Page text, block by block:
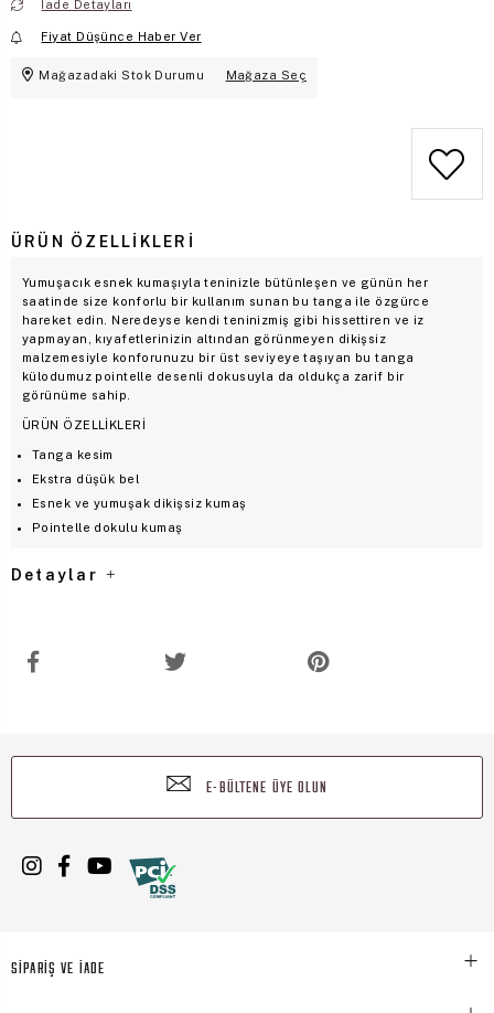
İade Detayları
Fiyat Düşünce Haber Ver
Mağazadaki Stok Durumu Mağaza Seç
ÜRÜN ÖZELLIKLERI
Yumuşacık esnek kumaşıyla teninizle bütünleşen ve günün her
saatinde size konforlu bir kullanım sunan bu tanga ile özgürce
hareket edin. Neredeyse kendi teninizmiş gibi hissettiren ve iz
yapmayan, kıyafetlerinizin altından görünmeyen dikişsiz
malzemesiyle konforunuzu bir üst seviyeye taşıyan bu tanga
külodumuz pointelle desenli dokusuyla da oldukça zarif bir
görünüme sahip.
ÜRÜN ÖZELLİKLERİ
Tanga kesim
Ekstra düşük bel
Esnek ve yumuşak dikişsiz kumaş
Pointelle dokulu kumaş
Detaylar
E-BÜLTENE ÜYE OLUN
SİPARİŞ VE İADE